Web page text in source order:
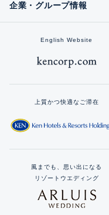
企業・グループ情報
English Website
上質かつ快適なご滞在
風までも、思い出になる
リゾートウエディング